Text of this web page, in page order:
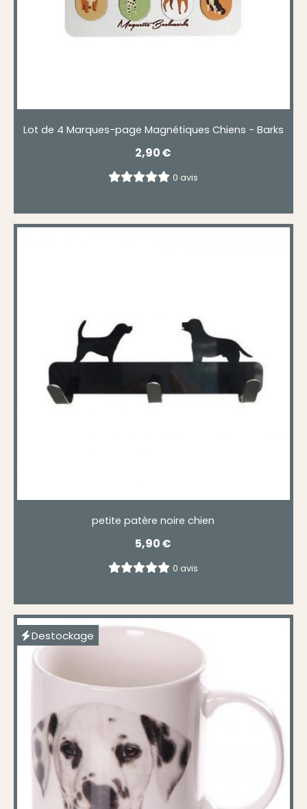
Lot de 4 Marques-page Magnétiques Chiens - Barks
2,90€
0 avis
petite patère noire chien
5,90€
0 avis
Destockage